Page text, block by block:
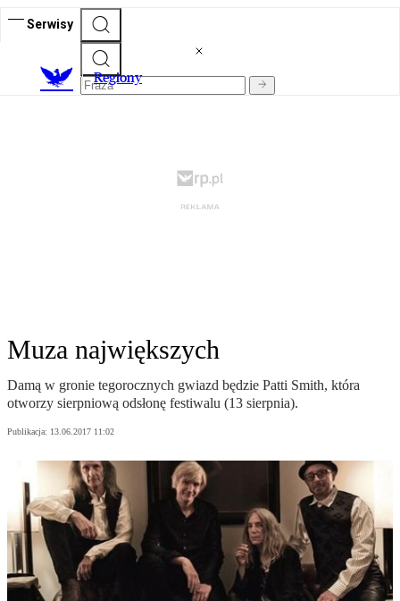
Serwisy
Regiony
Muza największych
Damą w gronie tegorocznych gwiazd będzie Patti Smith, która
otworzy sierpniową odsłonę festiwalu (13 sierpnia).
Publikacja: 13.06.2017 11:02